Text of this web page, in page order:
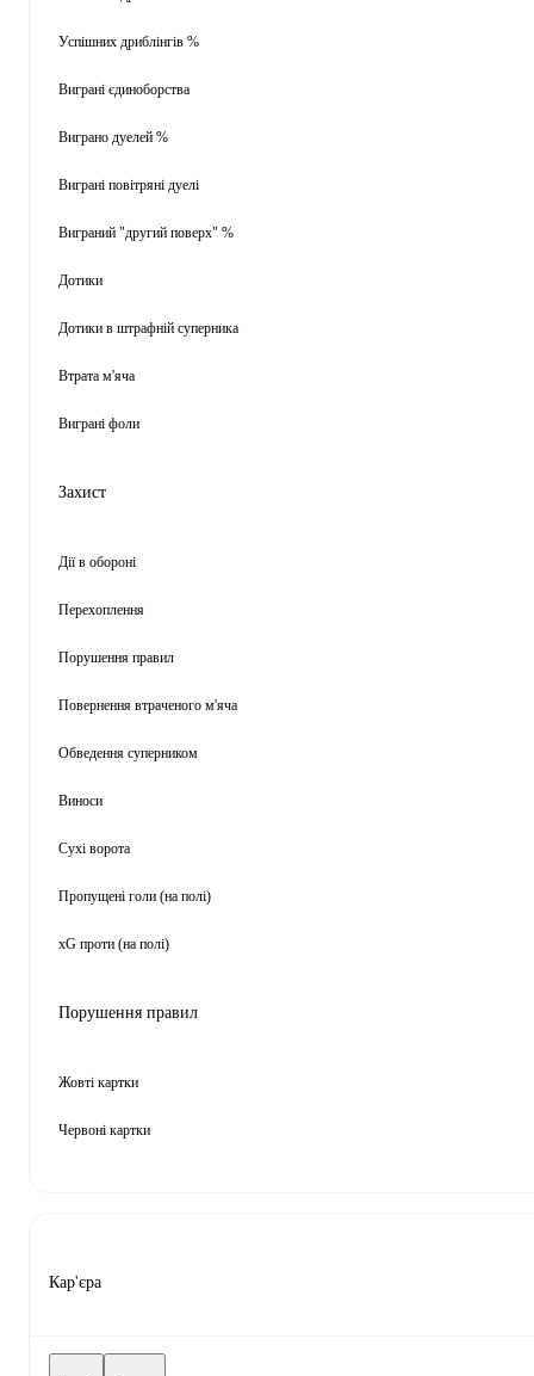
Успішних дриблінгів %
Виграні єдиноборства
Виграно дуелей %
Виграні повітряні дуелі
Виграний "другий поверх" %
Дотики
Дотики в штрафній суперника
Втрата м'яча
Виграні фоли
Захист
Дії в обороні
Перехоплення
Порушення правил
Повернення втраченого м'яча
Обведення суперником
Виноси
Сухі ворота
Пропущені голи (на полі)
xG проти (на полі)
Порушення правил
Жовті картки
Червоні картки
Кар'єра